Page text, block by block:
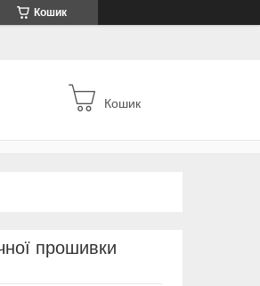
Кошик
Кошик
прошивки